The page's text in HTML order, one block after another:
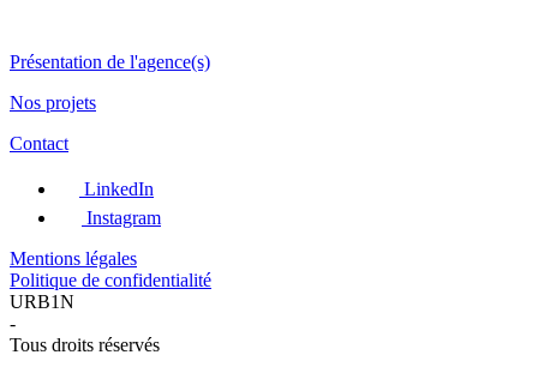
Présentation de l'agence(s)
Nos projets
Contact
LinkedIn
Instagram
Mentions légales
Politique de confidentialité
URB1N
-
Tous droits réservés